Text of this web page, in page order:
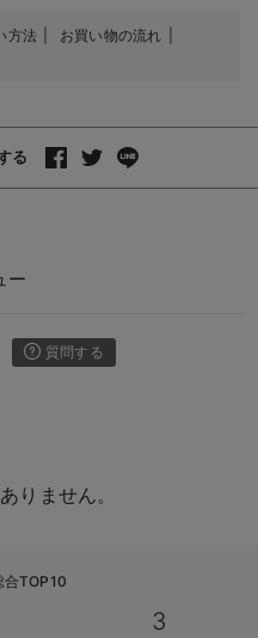
方法
お買い物の流れ
る
ー
質問する
りません。
合TOP10
3